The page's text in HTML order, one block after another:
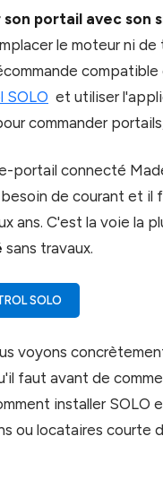
portail avec son
le moteur ni
SOLO et utiliser
commander
portail connecté
de courant et
ans. C'est la voie la
sans travaux.
SOLO
voyons
faut avant de
installer SOLO
ou locataires courte